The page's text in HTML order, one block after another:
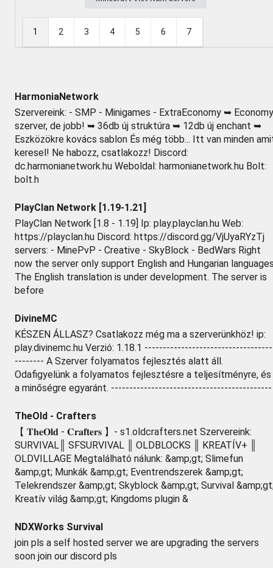
1 2 3 4 5 6 7
HarmoniaNetwork
Szervereink: - SMP - Minigames - ExtraEconomy ➥ Economy
szerver, de jobb! ➥ 36db új struktúra ➥ 12db új enchant ➥
Eszközökre kovács sablon És még több... Itt van minden
keresel! Ne habozz, csatlakozz! Discord:
dc.harmonianetwork.hu Weboldal: harmonianetwork.hu Bolt:
bolt.h
PlayClan Network [1.19-1.21]
PlayClan Network [1.8 - 1.19] Ip: play.playclan.hu Web:
https://playclan.hu Discord: https://discord.gg/VjUyaRYzTj
servers: - MinePvP - Creative - SkyBlock - BedWars Right
now the server only support English and Hungarian
The English translation is under development. The server is
before
DivineMC
KÉSZEN ÁLLASZ? Csatlakozz még ma a szerverünkhöz! ip:
play.divinemc.hu Verzió: 1.18.1
-------- A Szerver folyamatos fejlesztés alatt áll.
Odafigyelünk a folyamatos fejlesztésre a teljesítményre, és
a minőségre egyaránt. --------------------------------------------
TheOld - Crafters
【 𝐓𝐡𝐞𝐎𝐥𝐝 - 𝐂𝐫𝐚𝐟𝐭𝐞𝐫𝐬 】- s1.oldcrafters.net Szervereink:
SURVIVAL║ SFSURVIVAL ║ OLDBLOCKS ║ KREATÍV+ ║
OLDVILLAGE Megtalálható nálunk: &amp;gt; Slimefun
&amp;gt; Munkák &amp;gt; Eventrendszerek &amp;gt;
Telekrendszer &amp;gt; Skyblock &amp;gt; Survival
Kreatív világ &amp;gt; Kingdoms plugin &
NDXWorks Survival
join pls a self hosted server we are upgrading the servers
soon join our discord pls